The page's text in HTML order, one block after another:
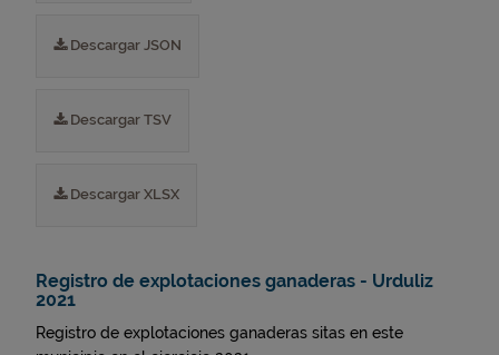
Descargar JSON
Descargar TSV
Descargar XLSX
Registro de explotaciones ganaderas - Urduliz
2021
Registro de explotaciones ganaderas sitas en este